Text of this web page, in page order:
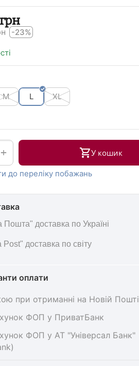
грн
-23%
M L XL
+ У кошик
до переліку побажань
Пошта" доставка по Україні
Post" доставка по світу
оплати
при отриманні на Новій Пошті
ФОП у ПриватБанк
ФОП у АТ "Універсал Банк"